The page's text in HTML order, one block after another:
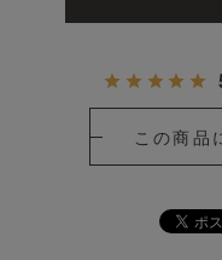
この商品